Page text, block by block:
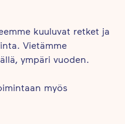
kuuluvat retket ja
Vietämme
ympäri vuoden.
myös